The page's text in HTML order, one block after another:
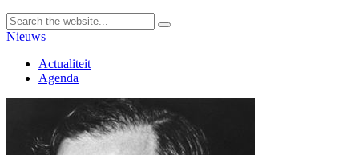
Nieuws
Actualiteit
Agenda